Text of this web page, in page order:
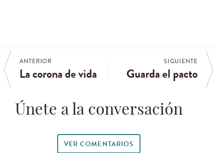
ANTERIOR
La corona de vida
SIGUIENTE
Guarda el pacto
Únete a la conversación
VER COMENTARIOS